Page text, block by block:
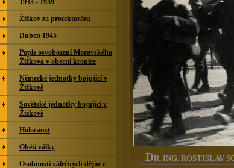
DR. ING. ROSTISLAV
1933 - 1939
Žižkov za protektorátu
Duben 1945
Popis osvobození Moravského
Žižkova v obecní kronice
Německé jednotky bojující v
Žižkově
Sovětské jednotky bojující v
Žižkově
Holocaust
Oběti války
Osobnosti válečných dějin v